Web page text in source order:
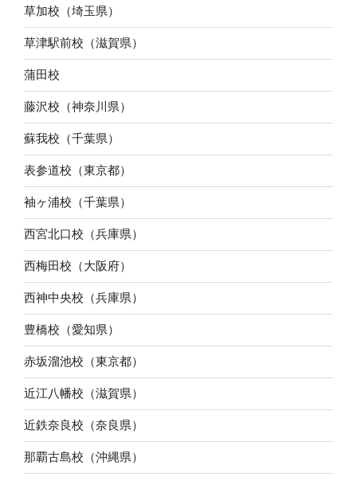
草加校（埼玉県）
草津駅前校（滋賀県）
蒲田校
藤沢校（神奈川県）
蘇我校（千葉県）
表参道校（東京都）
袖ヶ浦校（千葉県）
西宮北口校（兵庫県）
西梅田校（大阪府）
西神中央校（兵庫県）
豊橋校（愛知県）
赤坂溜池校（東京都）
近江八幡校（滋賀県）
近鉄奈良校（奈良県）
那覇古島校（沖縄県）